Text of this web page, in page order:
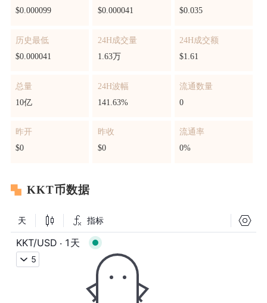
$0.000099
$0.000041
$0.035
历史最低
$0.000041
24H成交量
1.63万
24H成交额
$1.61
总量
10亿
24H波幅
141.63%
流通数量
0
昨开
$0
昨收
$0
流通率
0%
KKT币数据